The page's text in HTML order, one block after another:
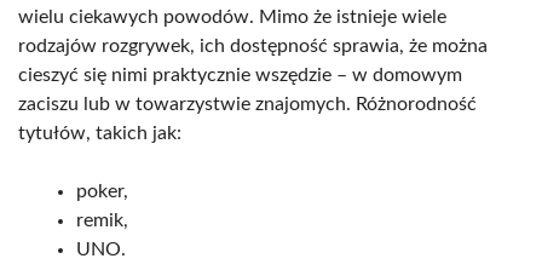
wielu ciekawych powodów. Mimo że istnieje wiele
rodzajów rozgrywek, ich dostępność sprawia, że można
cieszyć się nimi praktycznie wszędzie – w domowym
zaciszu lub w towarzystwie znajomych. Różnorodność
tytułów, takich jak:
poker,
remik,
UNO.